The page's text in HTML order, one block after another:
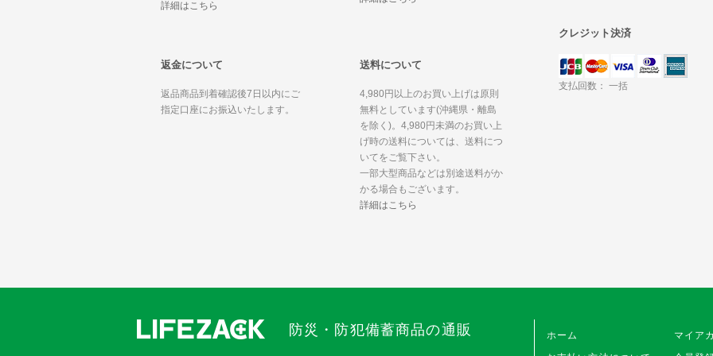
詳細はこちら
返金について
返品商品到着確認後7日以内にご
指定口座にお振込いたします。
送料について
4,980円以上のお買い上げは原則
無料としています(沖縄県・離島
を除く)。4,980円未満のお買い上
げ時の送料については、送料につ
いてをご覧下さい。
一部大型商品などは別途送料がか
かる場合もございます。
詳細はこちら
クレジット決済
支払回数： 一括
防災・防犯備蓄商品の通販 ホーム マイア